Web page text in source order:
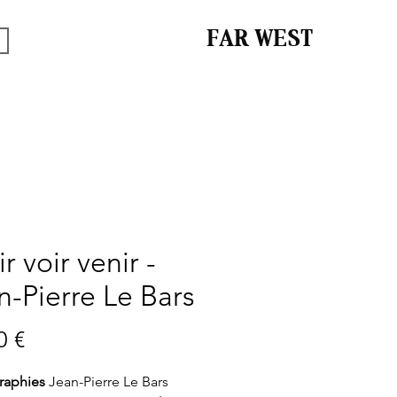
FAR WEST
voir venir -
Pierre Le Bars
€Prix
Jean-Pierre Le Bars